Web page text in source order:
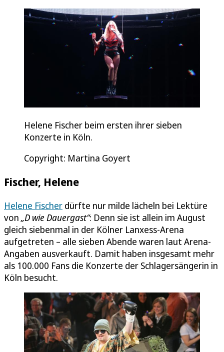
Helene Fischer beim ersten ihrer sieben
Konzerte in Köln.
Copyright: Martina Goyert
Fischer, Helene
Helene Fischer dürfte nur milde lächeln bei Lektüre
von „D wie Dauergast“: Denn sie ist allein im August
gleich siebenmal in der Kölner Lanxess-Arena
aufgetreten – alle sieben Abende waren laut Arena-
Angaben ausverkauft. Damit haben insgesamt mehr
als 100.000 Fans die Konzerte der Schlagersängerin in
Köln besucht.